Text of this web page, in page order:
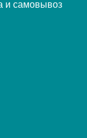
и самовывоз